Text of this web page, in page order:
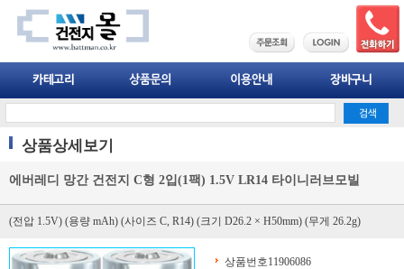
상품상세보기
에버레디 망간 건전지 C형 2입(1팩) 1.5V LR14 타이니러브모빌
(전압 1.5V) (용량 mAh) (사이즈 C, R14) (크기 D26.2 × H50mm) (무게 26.2g)
상품번호11906086